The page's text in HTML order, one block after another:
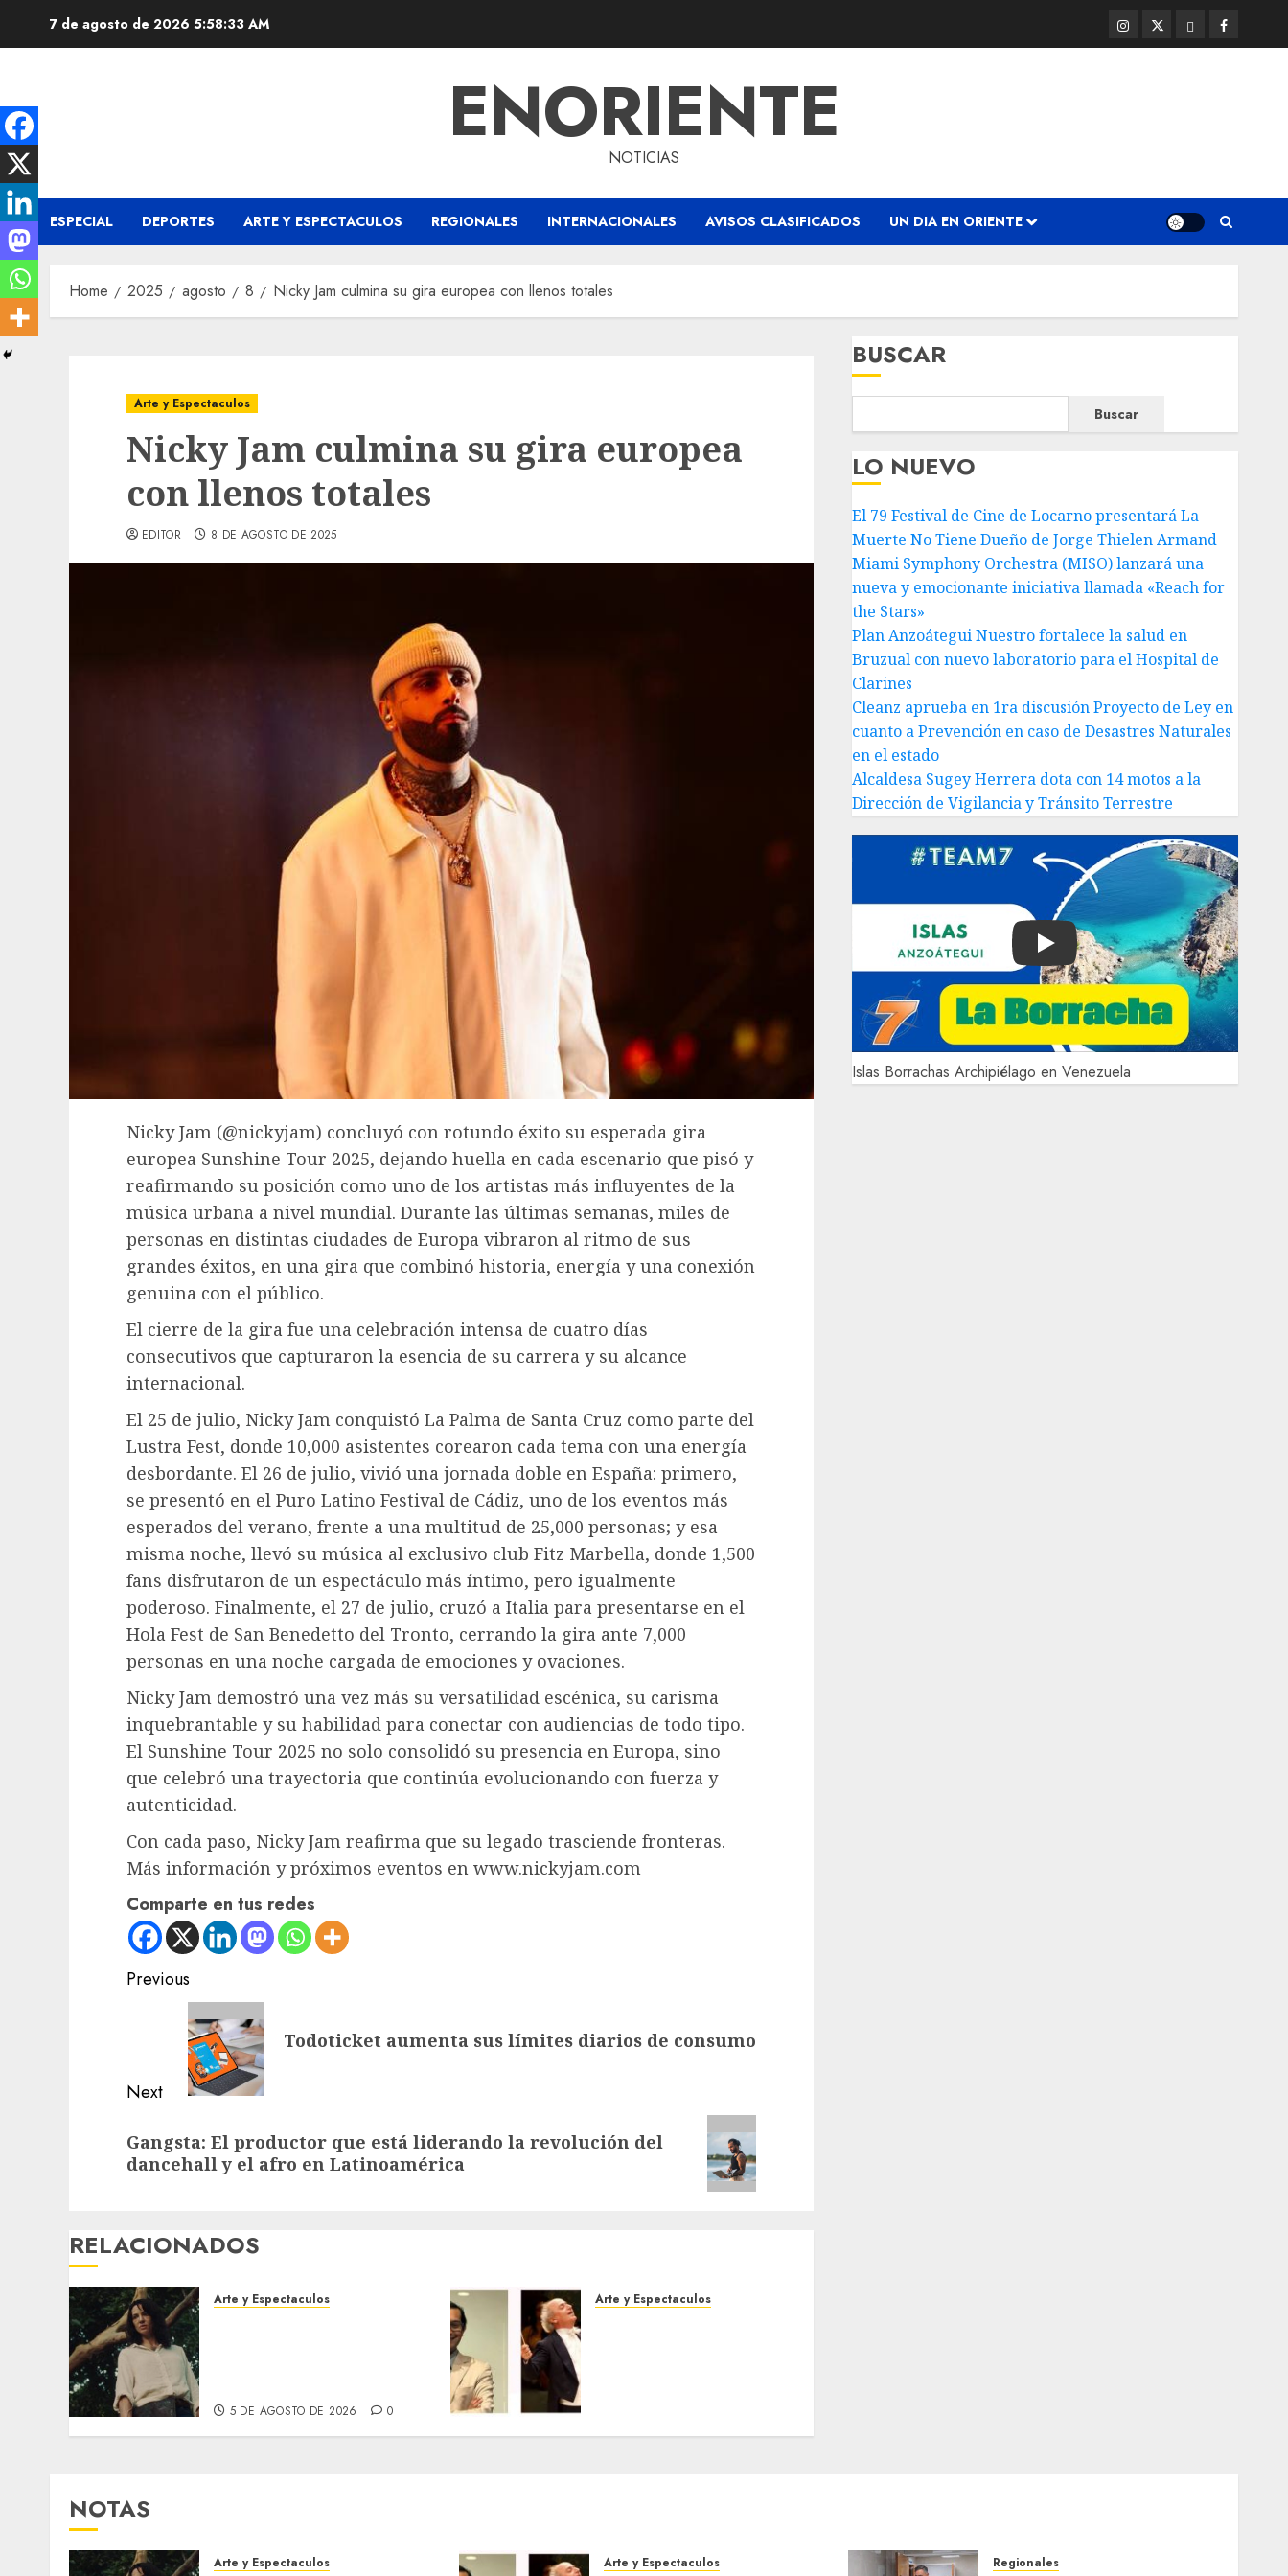
7 de agosto de 2026 5:58:34 AM
Instagram
@EnOriente
Twitter
(X)
ThreadsFacebook
ENORIENTE
NOTICIAS
ESPECIAL DEPORTES ARTE Y ESPECTACULOS REGIONALES INTERNACIONALES AVISOS CLASIFICADOS UN DIA EN ORIENTE
Home 2025 agosto 8 Nicky Jam culmina su gira europea con llenos totales
Arte y Espectaculos
Nicky Jam culmina su gira europea
con llenos totales
EDITOR 8 DE AGOSTO DE 2025
Nicky Jam (@nickyjam) concluyó con rotundo éxito su esperada gira
europea Sunshine Tour 2025, dejando huella en cada escenario que pisó y
reafirmando su posición como uno de los artistas más influyentes de la
música urbana a nivel mundial. Durante las últimas semanas, miles de
personas en distintas ciudades de Europa vibraron al ritmo de sus
grandes éxitos, en una gira que combinó historia, energía y una conexión
genuina con el público.
El cierre de la gira fue una celebración intensa de cuatro días
consecutivos que capturaron la esencia de su carrera y su alcance
internacional.
El 25 de julio, Nicky Jam conquistó La Palma de Santa Cruz como parte del
Lustra Fest, donde 10,000 asistentes corearon cada tema con una energía
desbordante. El 26 de julio, vivió una jornada doble en España: primero,
se presentó en el Puro Latino Festival de Cádiz, uno de los eventos más
esperados del verano, frente a una multitud de 25,000 personas; y esa
misma noche, llevó su música al exclusivo club Fitz Marbella, donde 1,500
fans disfrutaron de un espectáculo más íntimo, pero igualmente
poderoso. Finalmente, el 27 de julio, cruzó a Italia para presentarse en el
Hola Fest de San Benedetto del Tronto, cerrando la gira ante 7,000
personas en una noche cargada de emociones y ovaciones.
Nicky Jam demostró una vez más su versatilidad escénica, su carisma
inquebrantable y su habilidad para conectar con audiencias de todo tipo.
El Sunshine Tour 2025 no solo consolidó su presencia en Europa, sino
que celebró una trayectoria que continúa evolucionando con fuerza y
autenticidad.
Con cada paso, Nicky Jam reafirma que su legado trasciende fronteras.
Más información y próximos eventos en www.nickyjam.com
Comparte en tus redes
Post
navigation
Previous
Previous
Todoticket aumenta sus límites diarios de consumo
Next
post:
Gangsta: El productor que está liderando la revolución del
dancehall y el afro en Latinoamérica
RELACIONADOS
Arte y Espectaculos
5 DE AGOSTO DE 2026 0
Arte y Espectaculos
5 DE AGOSTO DE 2026 0
BUSCAR
Buscar
LO NUEVO
El 79 Festival de Cine de Locarno presentará La
Muerte No Tiene Dueño de Jorge Thielen Armand
Miami Symphony Orchestra (MISO) lanzará una
nueva y emocionante iniciativa llamada «Reach for
the Stars»
Plan Anzoátegui Nuestro fortalece la salud en
Bruzual con nuevo laboratorio para el Hospital de
Clarines
Cleanz aprueba en 1ra discusión Proyecto de Ley en
cuanto a Prevención en caso de Desastres Naturales
en el estado
Alcaldesa Sugey Herrera dota con 14 motos a la
Dirección de Vigilancia y Tránsito Terrestre
Play
Islas Borrachas Archipiélago en Venezuela
NOTAS
Arte y Espectaculos Arte y Espectaculos Regionales